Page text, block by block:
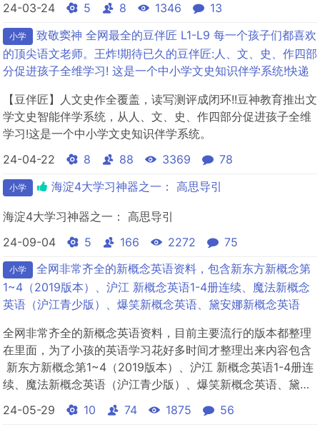
24-03-24
5 8 1346 13
小学
致敬窦神 全网最全的豆伴匠 L1-L9 每一个孩子们都喜欢
的顶尖语文老师。王炸!期待已久的豆伴匠:人、文、史、作四部
分促进孩子全维学习! 这是一个中小学文史知识伴学系统!快递
【豆伴匠】人文史作全覆盖，读写测评成闭环!!豆神教育推出文
学文史智能伴学系统，从人、文、史、作四部分促进孩子全维
学习!这是一个中小学文史知识伴学系统。
24-04-22
8 88 3369 78
小学 海淀4大学习神器之一： 高思导引
海淀4大学习神器之一： 高思导引
24-09-04
5 166 2272 75
小学
全网非常齐全的新概念英语资料，包含新东方新概念第
1~4（2019版本）、沪江 新概念英语1-4册连续、魔法新概念
英语（沪江青少版）、爆笑新概念英语、黛安娜新概念英语
全网非常齐全的新概念英语资料，目前主要流行的版本都整理
在里面，为了小孩的英语学习花好多时间才整理出来内容包含
新东方新概念第1~4（2019版本）、沪江 新概念英语1-4册连
续、魔法新概念英语（沪江青少版）、爆笑新概念英语、黛安
娜新概念英语、新概念英语—册褚连一全>新东方青少版入
门、1~3
24-05-29 10 74 1875 56